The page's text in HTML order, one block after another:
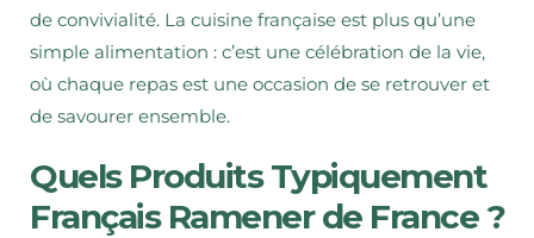
de convivialité. La cuisine française est plus qu’une
simple alimentation : c’est une célébration de la vie,
où chaque repas est une occasion de se retrouver et
de savourer ensemble.
Quels Produits Typiquement
Français Ramener de France ?